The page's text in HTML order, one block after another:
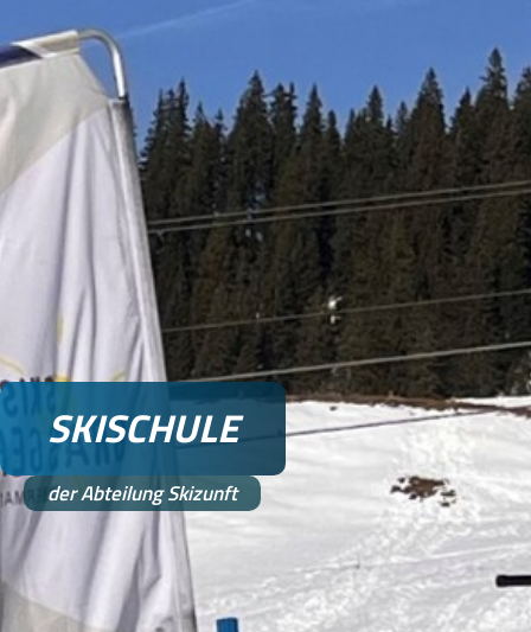
SKISCHULE
der Abteilung Skizunft